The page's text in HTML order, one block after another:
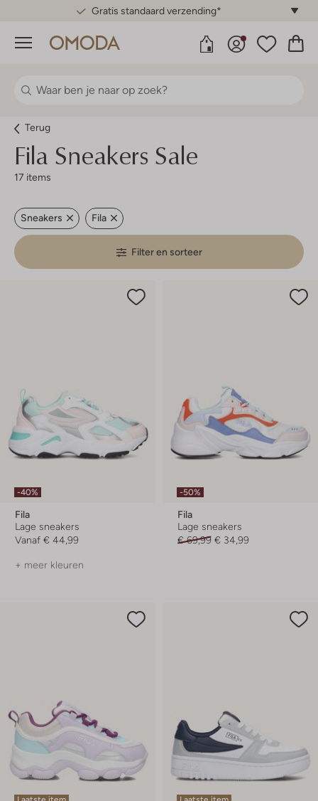
Gratis standaard verzending*
Menu
Terug
Fila Sneakers Sale
17 items
Sneakers Fila
Filter en sorteer
-40%
Fila
Lage sneakers
Vanaf € 44,99
+ meer kleuren
-50%
Fila
Lage sneakers
€ 69,99 € 34,99